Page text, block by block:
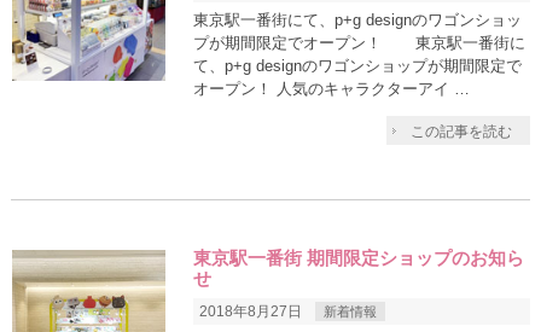
東京駅一番街にて、p+g designのワゴンショッ
プが期間限定でオープン！ 東京駅一番街に
て、p+g designのワゴンショップが期間限定で
オープン！ 人気のキャラクターアイ …
この記事を読む
東京駅一番街 期間限定ショップのお知ら
せ
2018年8月27日 新着情報